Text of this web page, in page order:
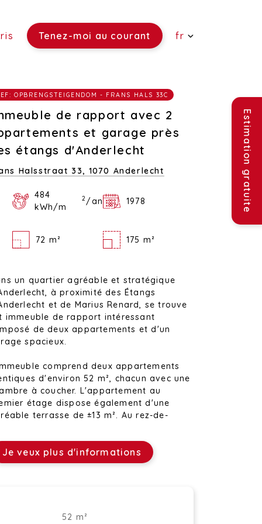
Tenez-moi au courant fr
OPBRENGSTEIGENDOM - FRANS HALS 33C
de rapport avec 2
et garage près
étangs d'Anderlecht
Halsstraat 33, 1070 Anderlecht
484
kWh/m
2 /an 1978
72 m² 175 m²
un quartier agréable et stratégique
à proximité des Étangs
et de Marius Renard, se trouve
immeuble de rapport intéressant
de deux appartements et d'un
spacieux.
comprend deux appartements
d'environ 52 m², chacun avec une
à coucher. L'appartement au
étage dispose également d'une
terrasse de ±13 m². Au rez-de-
36 m², pouvant servir de parking
d'espace de stockage supplémentaire.
plus, chaque appartement dispose d'une
offre également des possibilités de
Je veux plus d'informations
52 m²
Estimation gratuite